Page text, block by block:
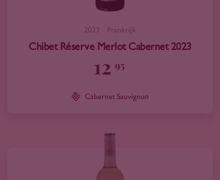
2023 Frankrijk
Chibet Réserve Merlot Cabernet 2023
12 95
Cabernet Sauvignon